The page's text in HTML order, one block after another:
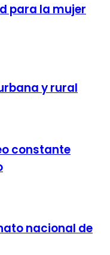
para la mujer
y rural
constante
nacional de